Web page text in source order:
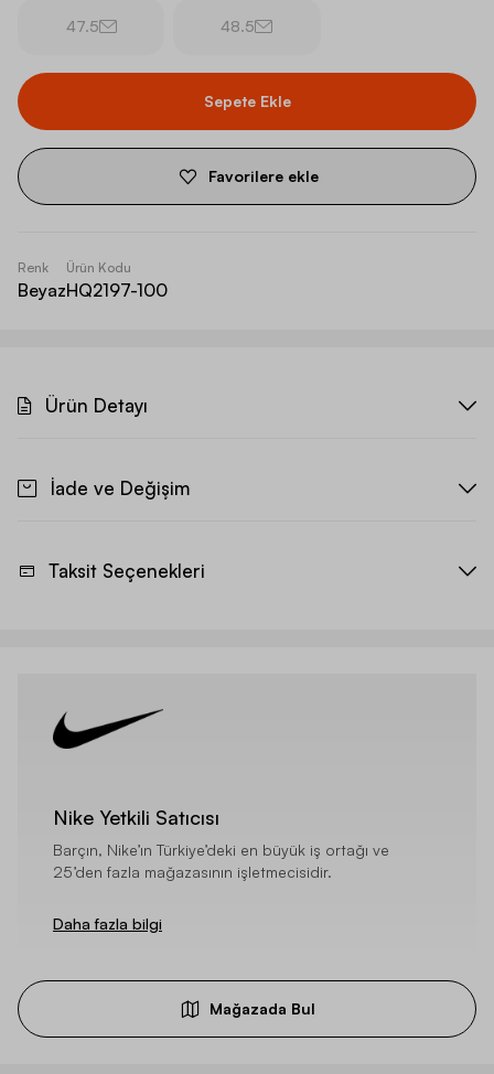
47.5 48.5
Sepete Ekle
Favorilere ekle
Renk
Beyaz
Ürün Kodu
HQ2197-100
Ürün Detayı
İade ve Değişim
Taksit Seçenekleri
Nike Yetkili Satıcısı
Barçın, Nike’ın Türkiye’deki en büyük iş ortağı ve
25’den fazla mağazasının işletmecisidir.
Daha fazla bilgi
Mağazada Bul